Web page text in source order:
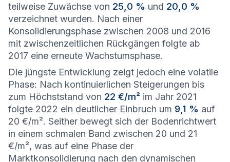
teilweise Zuwächse von 25,0 % und 20,0 %
verzeichnet wurden. Nach einer
Konsolidierungsphase zwischen 2008 und 2016
mit zwischenzeitlichen Rückgängen folgte ab
2017 eine erneute Wachstumsphase.
Die jüngste Entwicklung zeigt jedoch eine volatile
Phase: Nach kontinuierlichen Steigerungen bis
zum Höchststand von 22 €/m² im Jahr 2021
folgte 2022 ein deutlicher Einbruch um 9,1 % auf
20 €/m². Seither bewegt sich der Bodenrichtwert
in einem schmalen Band zwischen 20 und 21
€/m², was auf eine Phase der
Marktkonsolidierung nach den dynamischen